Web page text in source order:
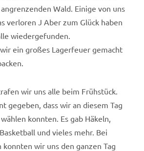
Wald. Einige von uns
verloren J Aber zum Glück haben
wiedergefunden.
ein großes Lagerfeuer gemacht
wir uns alle beim Frühstück.
gegeben, dass wir an diesem Tag
konnten. Es gab Häkeln,
und vieles mehr. Bei
wir uns den ganzen Tag